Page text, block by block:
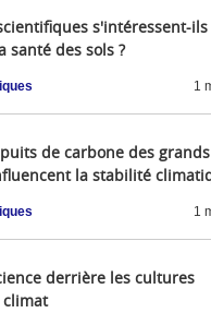
s'intéressent-ils
santé des sols ?
1
de carbone des
la stabilité
1
derrière les cultures
climat